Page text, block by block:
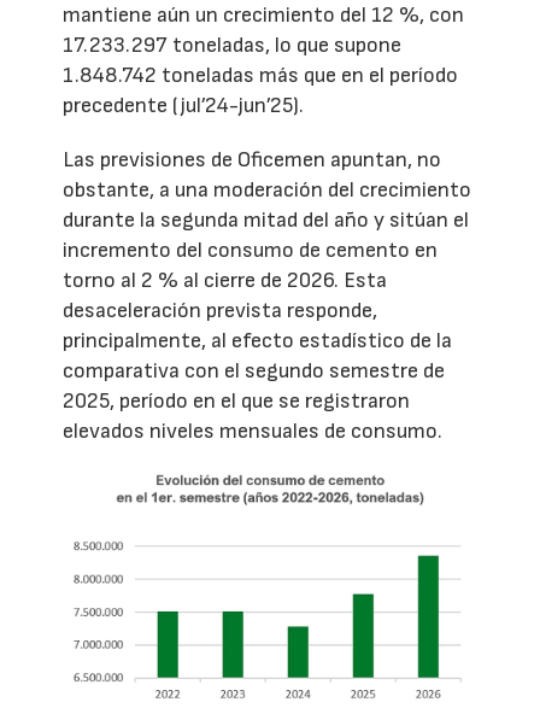
mantiene aún un crecimiento del 12 %, con
17.233.297 toneladas, lo que supone
1.848.742 toneladas más que en el período
precedente (jul’24-jun’25).
Las previsiones de Oficemen apuntan, no
obstante, a una moderación del crecimiento
durante la segunda mitad del año y sitúan el
incremento del consumo de cemento en
torno al 2 % al cierre de 2026. Esta
desaceleración prevista responde,
principalmente, al efecto estadístico de la
comparativa con el segundo semestre de
2025, período en el que se registraron
elevados niveles mensuales de consumo.